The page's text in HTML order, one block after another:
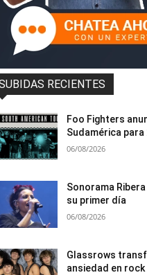
RECIENTES
Foo Fighters
Sudamérica para
06/08/2026
Sonorama
su primer día
06/08/2026
Glassrows
ansiedad en rock